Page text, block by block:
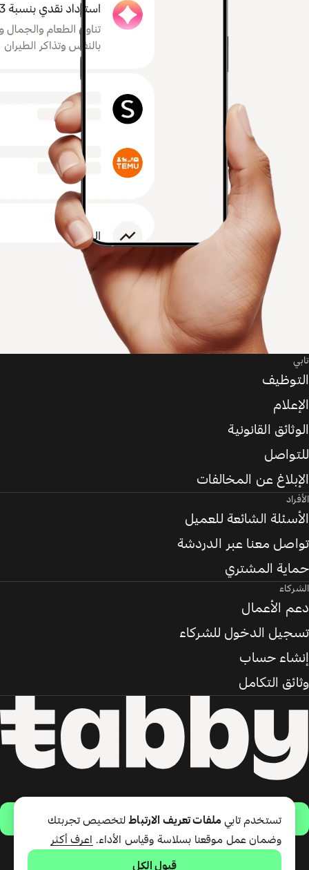
حمّل التطبيق
تقدّم شركة تابي ذ.م.م خدمة الدفع
تابي
التوظيف
الإعلام
الوثائق القانونية
للتواصل
الإبلاغ عن المخالفات
الأفراد
الأسئلة الشائعة للعميل
تواصل معنا عبر الدردشة
حماية المشتري
الشركاء
دعم الأعمال
تسجيل الدخول للشركاء
إنشاء حساب
وثائق التكامل
تستخدم تابي ملفات تعريف الارتباطلتخصيص تجربتك
وضمان عمل موقعنا بسلاسة وقياس الأداء.
اعرف أكثر
قبول الكل